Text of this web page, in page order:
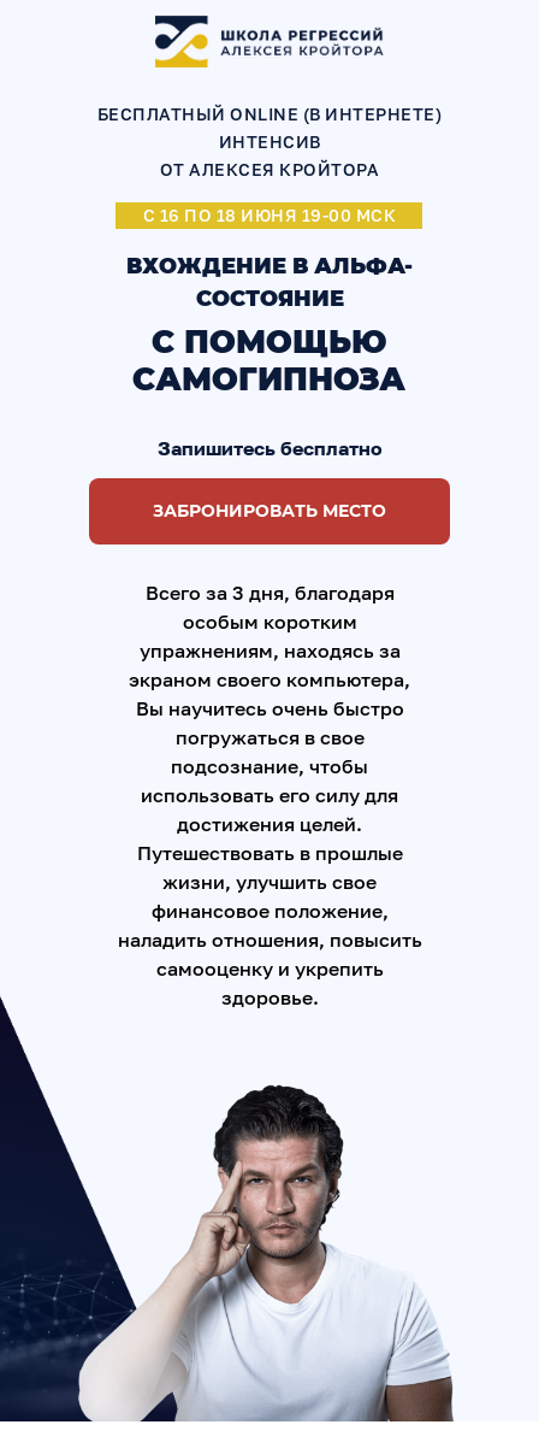
БЕСПЛАТНЫЙ ONLINE (В ИНТЕРНЕТЕ)
ИНТЕНСИВ
ОТ АЛЕКСЕЯ КРОЙТОРА
С ПОМОЩЬЮ
САМОГИПНОЗА
ВХОЖДЕНИЕ В АЛЬФА-
СОСТОЯНИЕ
Запишитесь бесплатно
Всего за 3 дня, благодаря
особым коротким
упражнениям, находясь за
экраном своего компьютера,
Вы научитесь очень быстро
погружаться в свое
подсознание, чтобы
использовать его силу для
достижения целей.
Путешествовать в прошлые
жизни, улучшить свое
финансовое положение,
наладить отношения, повысить
самооценку и укрепить
здоровье.
С 16 ПО 18 ИЮНЯ 19-00 МСК
ЗАБРОНИРОВАТЬ МЕСТО